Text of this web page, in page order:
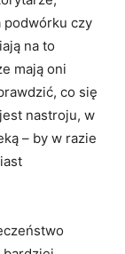
podwórku czy
na to
mają oni
co się
nastroju, w
– by w razie